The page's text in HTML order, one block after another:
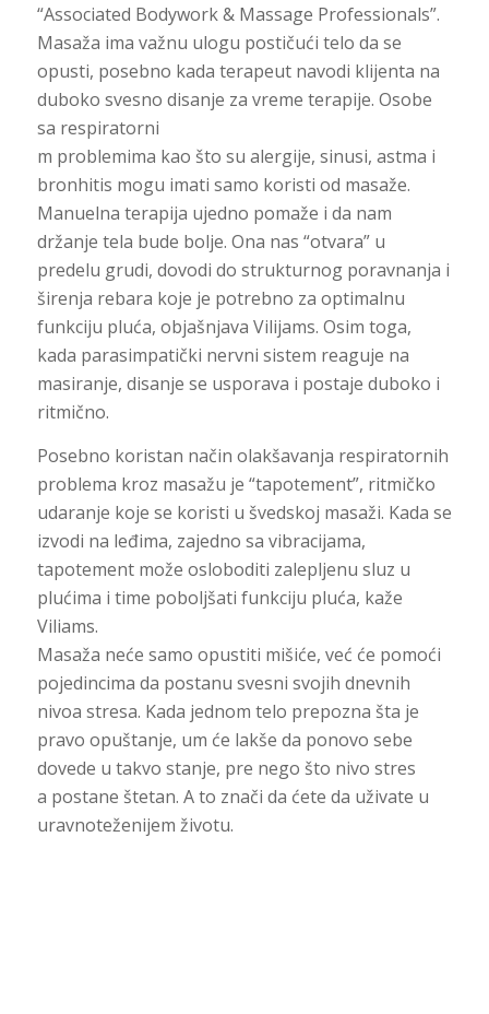
“Associated Bodywork & Massage Professionals”.
Masaža ima važnu ulogu postičući telo da se
opusti, posebno kada terapeut navodi klijenta na
duboko svesno disanje za vreme terapije. Osobe
sa respiratorni
m problemima kao što su alergije, sinusi, astma i
bronhitis mogu imati samo koristi od masaže.
Manuelna terapija ujedno pomaže i da nam
držanje tela bude bolje. Ona nas “otvara” u
predelu grudi, dovodi do strukturnog poravnanja i
širenja rebara koje je potrebno za optimalnu
funkciju pluća, objašnjava Vilijams. Osim toga,
kada parasimpatički nervni sistem reaguje na
masiranje, disanje se usporava i postaje duboko i
ritmično.
Posebno koristan način olakšavanja respiratornih
problema kroz masažu je “tapotement”, ritmičko
udaranje koje se koristi u švedskoj masaži. Kada se
izvodi na leđima, zajedno sa vibracijama,
tapotement može osloboditi zalepljenu sluz u
plućima i time poboljšati funkciju pluća, kaže
Viliams.
Masaža neće samo opustiti mišiće, već će pomoći
pojedincima da postanu svesni svojih dnevnih
nivoa stresa. Kada jednom telo prepozna šta je
pravo opuštanje, um će lakše da ponovo sebe
dovede u takvo stanje, pre nego što nivo stres
a postane štetan. A to znači da ćete da uživate u
uravnoteženijem životu.